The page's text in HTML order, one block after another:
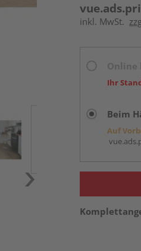
inkl. MwSt.
Ihr
Beim
Auf